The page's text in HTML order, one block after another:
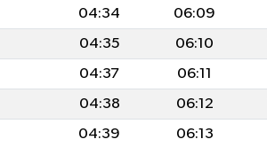
04:34 06:09
04:35 06:10
04:37 06:11
04:38 06:12
04:39 06:13